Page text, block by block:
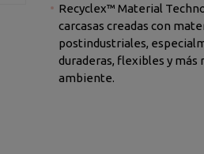
Recyclex™ Material
carcasas creadas con materiales reciclados postconsumo o
postindustriales, especialmente diseñadas para ser
duraderas, flexibles y más
ambiente.